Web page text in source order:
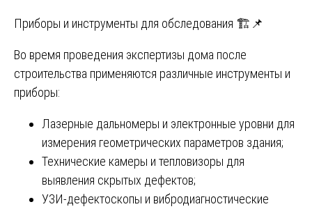
Приборы и инструменты для обследования 🏗️📌
Во время проведения экспертизы дома после
строительства применяются различные инструменты и
приборы:
Лазерные дальномеры и электронные уровни для
измерения геометрических параметров здания;
Технические камеры и тепловизоры для
выявления скрытых дефектов;
УЗИ-дефектоскопы и вибродиагностические